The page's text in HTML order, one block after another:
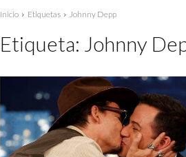
Inicio Etiquetas Johnny Depp
Etiqueta: Johnny